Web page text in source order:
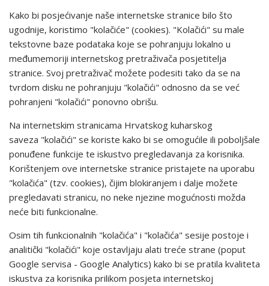
Kako bi posjećivanje naše internetske stranice bilo što
ugodnije, koristimo "kolačiće" (cookies). "Kolačići" su male
tekstovne baze podataka koje se pohranjuju lokalno u
međumemoriji internetskog pretraživača posjetitelja
stranice. Svoj pretraživač možete podesiti tako da se na
tvrdom disku ne pohranjuju "kolačići" odnosno da se već
pohranjeni "kolačići" ponovno obrišu.
Na internetskim stranicama Hrvatskog kuharskog
saveza "kolačići" se koriste kako bi se omogućile ili poboljšale
ponuđene funkcije te iskustvo pregledavanja za korisnika.
Korištenjem ove internetske stranice pristajete na uporabu
"kolačića" (tzv. cookies), čijim blokiranjem i dalje možete
pregledavati stranicu, no neke njezine mogućnosti možda
neće biti funkcionalne.
Osim tih funkcionalnih "kolačića" i "kolačića" sesije postoje i
analitički "kolačići" koje ostavljaju alati treće strane (poput
Google servisa - Google Analytics) kako bi se pratila kvaliteta
iskustva za korisnika prilikom posjeta internetskoj